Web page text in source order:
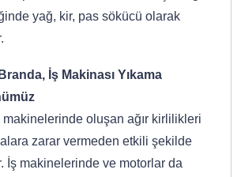
yağ, kir, pas sökücü olarak
İş Makinası Yıkama
makinelerinde oluşan ağır kirlilikleri
zarar vermeden etkili şekilde
İş makinelerinde ve motorlar da